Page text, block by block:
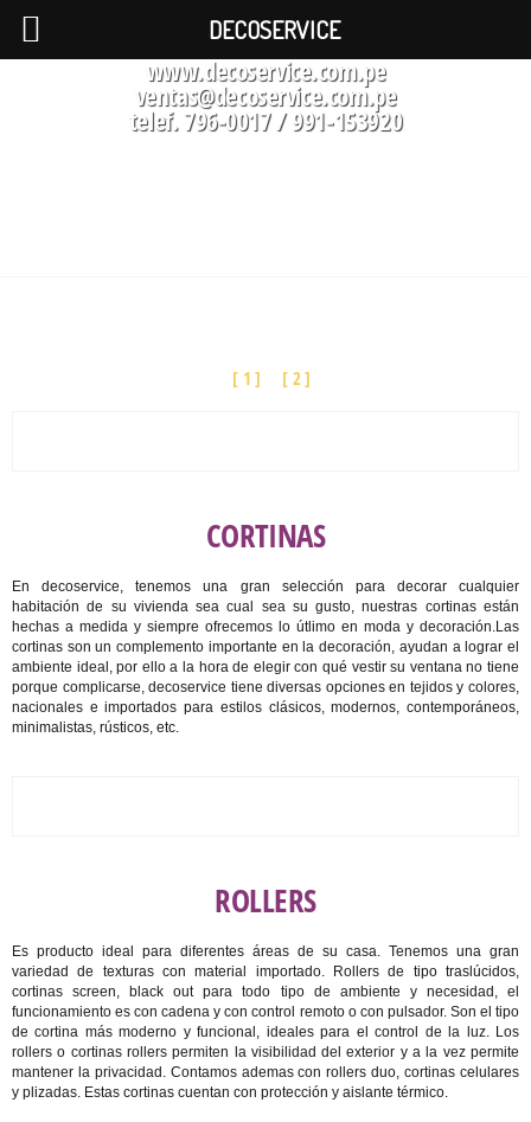
www.decoservice.com.pe
ventas@decoservice.com.pe
telef. 796-0017 / 991-153920
[ 1 ] [ 2 ]
CORTINAS
En decoservice, tenemos una gran selección para decorar cualquier
habitación de su vivienda sea cual sea su gusto, nuestras cortinas están
hechas a medida y siempre ofrecemos lo útlimo en moda y decoración.Las
cortinas son un complemento importante en la decoración, ayudan a lograr el
ambiente ideal, por ello a la hora de elegir con qué vestir su ventana no tiene
porque complicarse, decoservice tiene diversas opciones en tejidos y colores,
nacionales e importados para estilos clásicos, modernos, contemporáneos,
minimalistas, rústicos, etc.
ROLLERS
Es producto ideal para diferentes áreas de su casa. Tenemos una gran
variedad de texturas con material importado. Rollers de tipo traslúcidos,
cortinas screen, black out para todo tipo de ambiente y necesidad, el
funcionamiento es con cadena y con control remoto o con pulsador. Son el tipo
de cortina más moderno y funcional, ideales para el control de la luz. Los
rollers o cortinas rollers permiten la visibilidad del exterior y a la vez permite
mantener la privacidad. Contamos ademas con rollers duo, cortinas celulares
y plizadas. Estas cortinas cuentan con protección y aislante térmico.
DECOSERVICE